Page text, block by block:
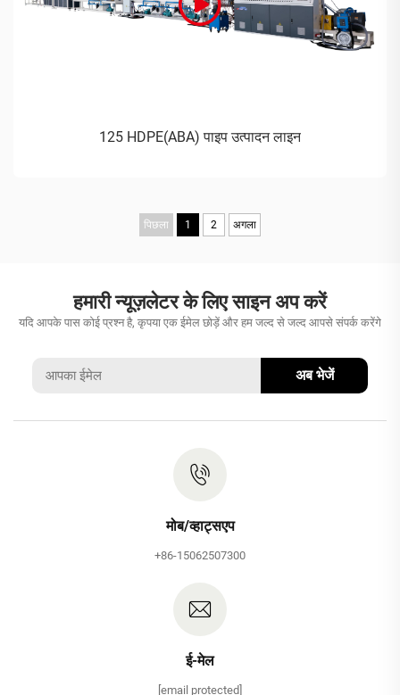
125 HDPE(ABA) पाइप उत्पादन लाइन
पिछला 1 2 अगला
हमारी न्यूज़लेटर के लिए साइन अप करें
यदि आपके पास कोई प्रश्न है, कृपया एक ईमेल छोड़ें और हम जल्द से जल्द आपसे संपर्क करेंगे
अब भेजें
मोब/व्हाट्सएप
+86-15062507300
ई-मेल
[email protected]